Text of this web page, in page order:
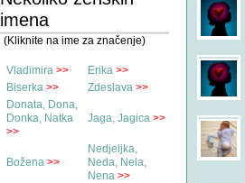
imena
(Kliknite na ime za značenje)
Vladimira >> Erika >>
Biserka >> Zdeslava >>
Donata, Dona,
Donka, Natka
>>
Jaga, Jagica >>
Božena >>
Nedjeljka,
Neda, Nela,
Nena >>